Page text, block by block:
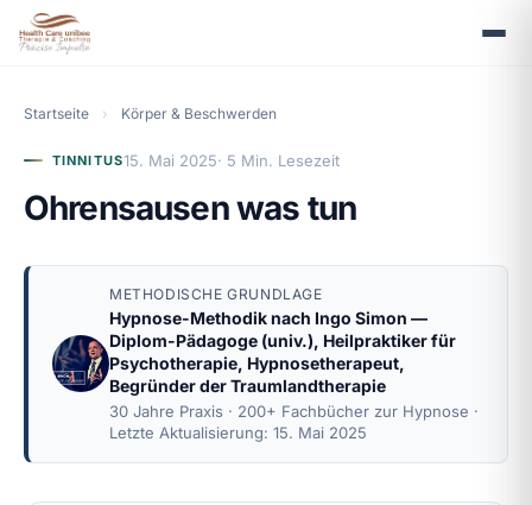
Startseite › Körper & Beschwerden
TINNITUS15. Mai 2025· 5 Min. Lesezeit
Ohrensausen was tun
METHODISCHE GRUNDLAGE
Hypnose-Methodik nach Ingo Simon —
Diplom-Pädagoge (univ.), Heilpraktiker für
Psychotherapie, Hypnosetherapeut,
Begründer der Traumlandtherapie
30 Jahre Praxis · 200+ Fachbücher zur Hypnose ·
Letzte Aktualisierung: 15. Mai 2025